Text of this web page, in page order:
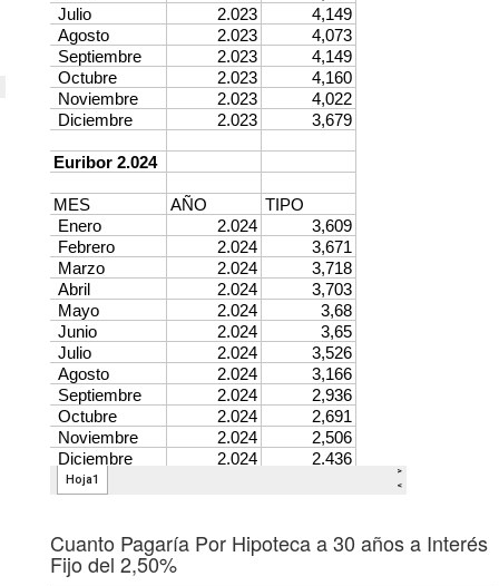
Cuanto Pagaría Por Hipoteca a 30 años a Interés
Fijo del 2,50%